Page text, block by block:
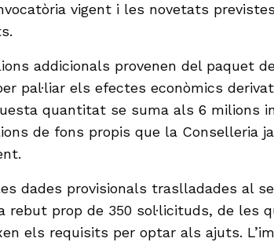
vigent i les novetats
addicionals provenen del paquet
pal·liar els efectes econòmics
quantitat se suma als 6 milions
de fons propis que la Conselleria
dades provisionals traslladades al
rebut prop de 350 sol·licituds, de les
els requisits per optar als ajuts.